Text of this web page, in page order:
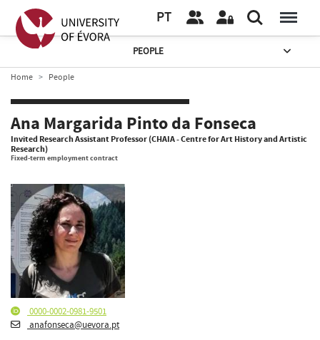
PT
PEOPLE
Home People
Ana Margarida Pinto da Fonseca
Invited Research Assistant Professor (CHAIA - Centre for Art History and Artistic
Research)
Fixed-term employment contract
0000-0002-0981-9501
anafonseca@uevora.pt